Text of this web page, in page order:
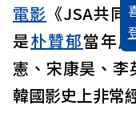
電影 《JSA共
是朴贊郁當年
憲、宋康昊、
韓國影史上非常